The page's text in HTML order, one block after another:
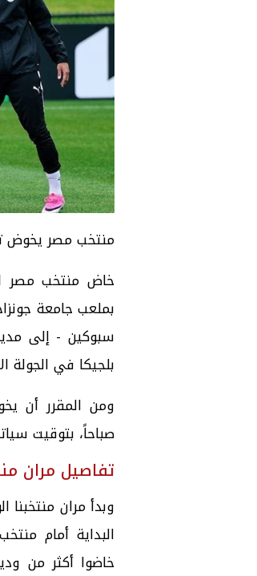
منتخب مصر يخوض
خاض منتخب مصر
بملعب جامعة
سبوكين - إلى
بلجيكا في الجولة
صباحاً، بتوقيت
تفاصيل مران
وبدأ مران
البداية أمام
خاضوا أكثر من